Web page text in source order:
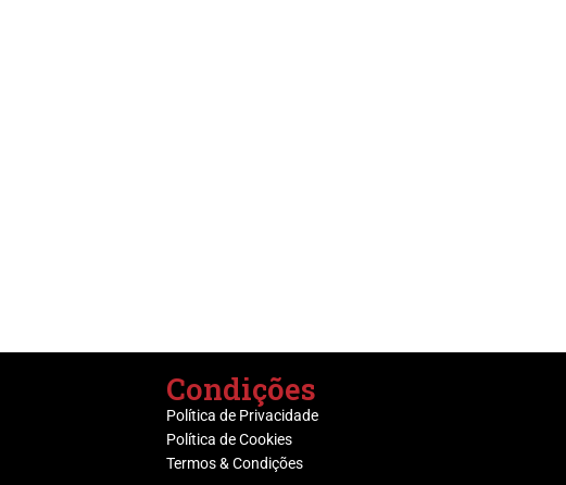
Condições
Política de Privacidade
Política de Cookies
Termos & Condições